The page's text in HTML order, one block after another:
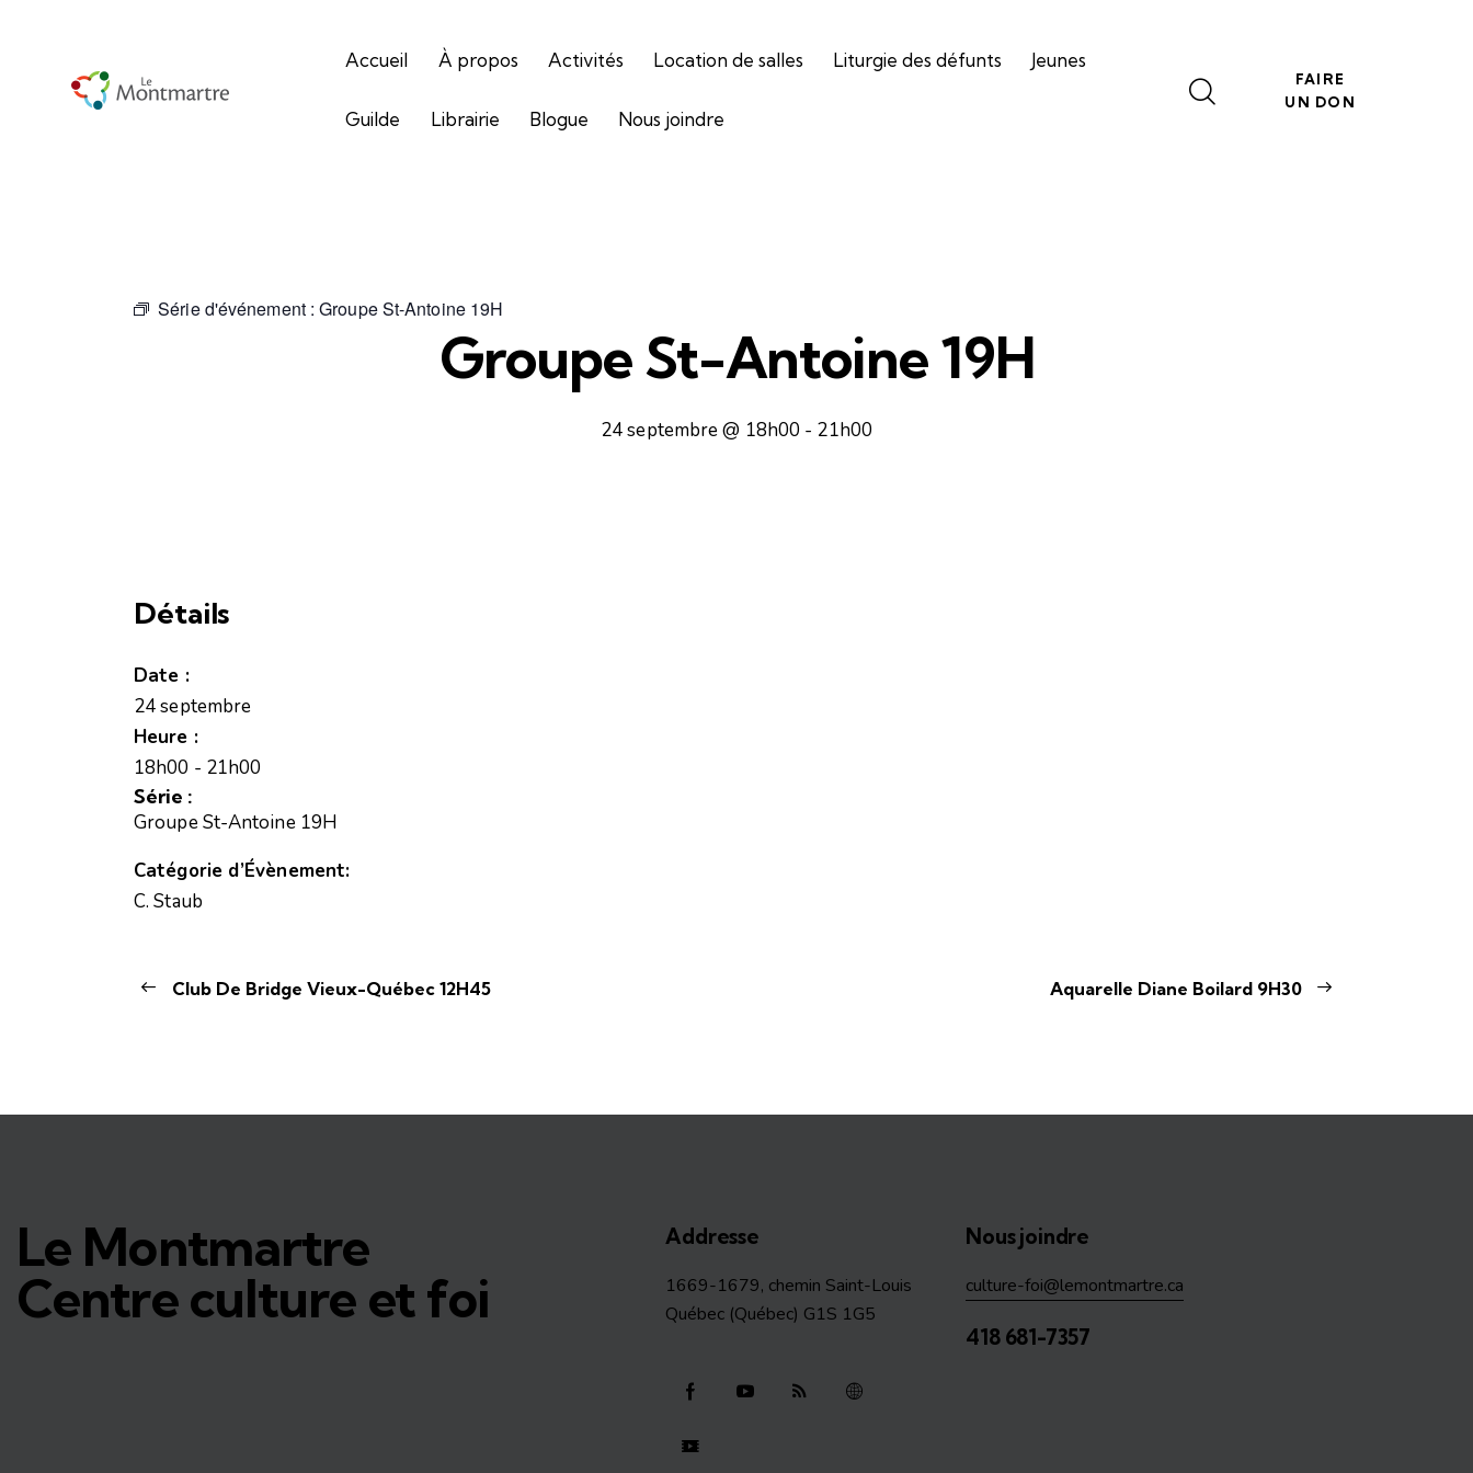
Accueil À propos Activités Location de salles Liturgie des défunts Jeunes
Guilde Librairie Blogue Nous joindre
FAIRE
UN DON
Série d'événement :Groupe St-Antoine 19H
Groupe St-Antoine 19H
24 septembre @ 18h00 - 21h00
Détails
Date :
24 septembre
Heure :
18h00 - 21h00
Série :
Groupe St-Antoine 19H
Catégorie d’Évènement:
C. Staub
Club De Bridge Vieux-Québec 12H45 Aquarelle Diane Boilard 9H30
Le Montmartre
Centre culture et foi
Addresse
1669-1679, chemin Saint-Louis
Québec (Québec) G1S 1G5
Nous joindre
culture-foi@lemontmartre.ca
418 681-7357